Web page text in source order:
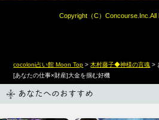
Copyright（C）Concourse.Inc.All
cocoloni占い館 Moon Top >木村藤子◆神様の言魂 >
[あなたの仕事×財産]大金を掴む好機
あなたへのおすすめ